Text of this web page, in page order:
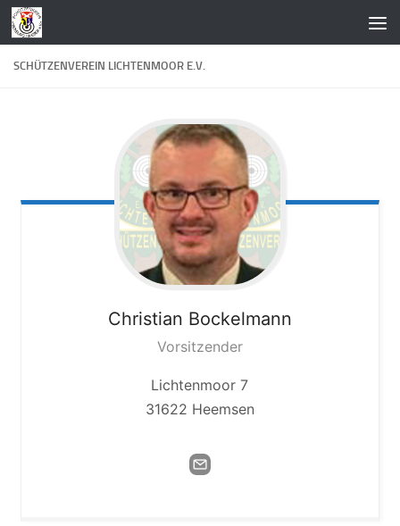
Zum Inhalt springen
SCHÜTZENVEREIN LICHTENMOOR E.V.
Christian Bockelmann
Vorsitzender
Lichtenmoor 7
31622 Heemsen